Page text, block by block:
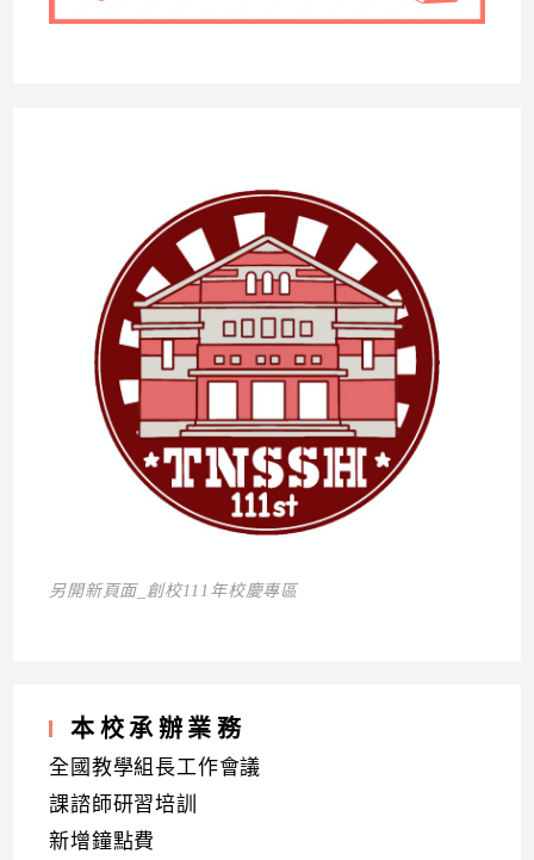
另開新頁面_創校111年校慶專區
本校承辦業務
全國教學組長工作會議
課諮師研習培訓
新增鐘點費